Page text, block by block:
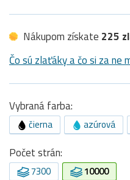
Nákupom získate 225
Čo sú zlaťáky a čo si za ne
Vybraná farba:
čierna azúrová
Počet strán:
7300 10000